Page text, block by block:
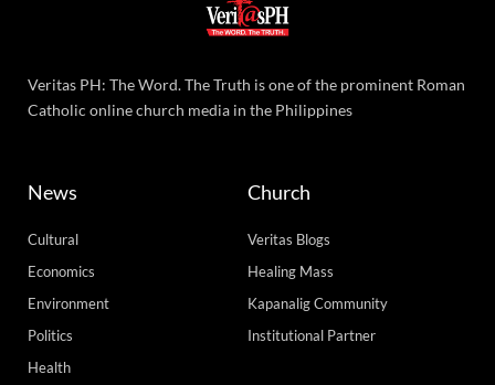
Veritas PH: The Word. The Truth is one of the prominent Roman
Catholic online church media in the Philippines
News
Cultural
Economics
Environment
Politics
Health
Church
Veritas Blogs
Healing Mass
Kapanalig Community
Institutional Partner